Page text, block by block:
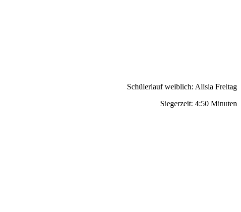
Schülerlauf weiblich: Alisia Freitag
Siegerzeit: 4:50 Minuten